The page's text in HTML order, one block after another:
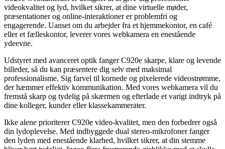
videokvalitet og lyd, hvilket sikrer, at dine virtuelle møder,
præsentationer og online-interaktioner er problemfri og
engagerende. Uanset om du arbejder fra et hjemmekontor, en café
eller et fælleskontor, leverer vores webkamera en enestående
ydeevne.
Udstyret med avanceret optik fanger C920e skarpe, klare og levende
billeder, så du kan præsentere dig selv med maksimal
professionalisme. Sig farvel til kornede og pixelerede videostrømme,
der hæmmer effektiv kommunikation. Med vores webkamera vil du
fremstå skarp og tydelig på skærmen og efterlade et varigt indtryk på
dine kolleger, kunder eller klassekammerater.
Ikke alene prioriterer C920e video-kvalitet, men den forbedrer også
din lydoplevelse. Med indbyggede dual stereo-mikrofoner fanger
den lyden med enestående klarhed, hvilket sikrer, at din stemme